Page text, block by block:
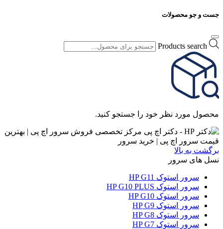
جست و جو محصولات
Products search
محصول مورد نظر خود را جستجو کنید.
برگشت به بالا
نسل های سرور
سرور استوک HP G11
سرور استوک HP G10 PLUS
سرور استوک HP G10
سرور استوک HP G9
سرور استوک HP G8
سرور استوک HP G7